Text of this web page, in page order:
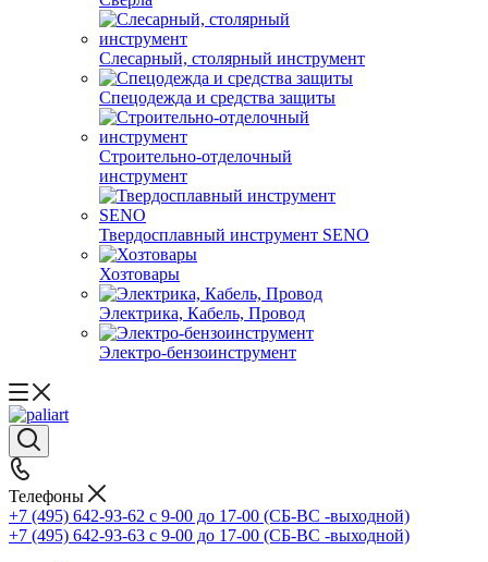
Слесарный, столярный инструмент
Спецодежда и средства защиты
Строительно-отделочный
инструмент
Твердосплавный инструмент SENO
Хозтовары
Электрика, Кабель, Провод
Электро-бензоинструмент
Телефоны
+7 (495) 642-93-62 c 9-00 до 17-00 (СБ-ВС -выходной)
+7 (495) 642-93-63 c 9-00 до 17-00 (СБ-ВС -выходной)